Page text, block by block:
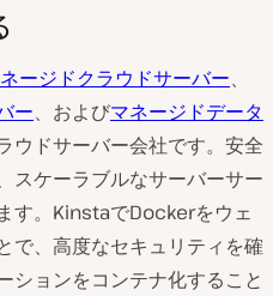
ージドクラウドサーバー、
ー、およびマネージドデータ
ウドサーバー会社です。安全
スケーラブルなサーバーサー
す。KinstaでDockerをウェ
で、高度なセキュリティを確
ションをコンテナ化すること